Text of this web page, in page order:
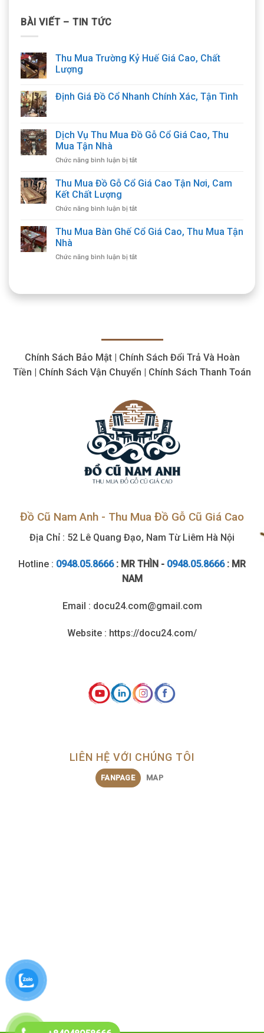
BÀI VIẾT – TIN TỨC
Thu Mua Trường Kỷ Huế Giá Cao, Chất
Lượng
Định Giá Đồ Cổ Nhanh Chính Xác, Tận Tình
Dịch Vụ Thu Mua Đồ Gỗ Cổ Giá Cao, Thu
Mua Tận Nhà
Chức năng bình luận bị tắtở
Vụ
Đồ
Cổ
Thu
Thu Mua Đồ Gỗ Cổ Giá Cao Tận Nơi, Cam
Kết Chất Lượng
Chức năng bình luận bị tắtở
Mua
Cổ
Lượng
Thu Mua Bàn Ghế Cổ Giá Cao, Thu Mua Tận
Nhà
Chức năng bình luận bị tắtở
Tận
Nhà
Chính Sách Bảo Mật | Chính Sách Đổi Trả Và Hoàn
Tiền | Chính Sách Vận Chuyển | Chính Sách Thanh Toán
Đồ Cũ Nam Anh - Thu Mua Đồ Gỗ Cũ Giá Cao
Địa Chỉ : 52 Lê Quang Đạo, Nam Từ Liêm Hà Nội
Hotline : 0948.05.8666 : MR THÌN - 0948.05.8666: MR
NAM
Email : docu24.com@gmail.com
Website : https://docu24.com/
LIÊN HỆ VỚI CHÚNG TÔI
FANPAGE MAP